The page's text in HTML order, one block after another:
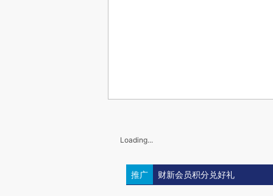
Loading...
推广 财新会员积分兑好礼